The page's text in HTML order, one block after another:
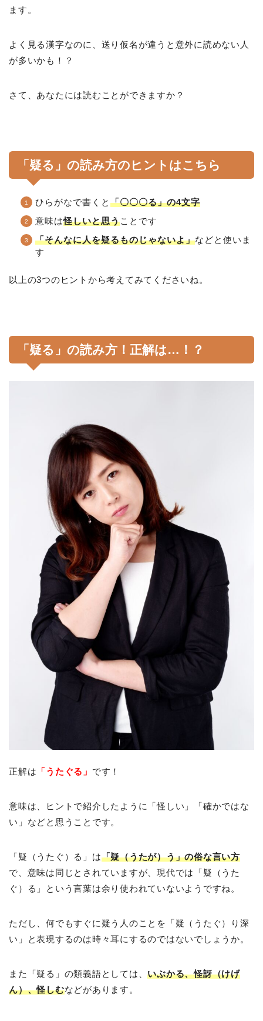
ます。
よく見る漢字なのに、送り仮名が違うと意外に読めない人
が多いかも！？
さて、あなたには読むことができますか？
「疑る」の読み方のヒントはこちら
ひらがなで書くと 「〇〇〇る」の4文字
意味は怪しいと思うことです
「そんなに人を疑るものじゃないよ」などと使いま
す
以上の3つのヒントから考えてみてくださいね。
「疑る」の読み方！正解は…！？
正解は 「うたぐる」 です！
意味は、ヒントで紹介したように「怪しい」「確かではな
い」などと思うことです。
「疑（うたぐ）る」は「疑（うたが）う」の俗な言い方
で、意味は同じとされていますが、現代では「疑（うた
ぐ）る」という言葉は余り使われていないようですね。
ただし、何でもすぐに疑う人のことを「疑（うたぐ）り深
い」と表現するのは時々耳にするのではないでしょうか。
また「疑る」の類義語としては、いぶかる、怪訝（けげ
ん）、怪しむなどがあります。